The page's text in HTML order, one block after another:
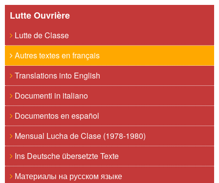
Lutte Ouvrière
Lutte de Classe
Autres textes en français
Translations into English
Documenti in italiano
Documentos en español
Mensual Lucha de Clase (1978-1980)
Ins Deutsche übersetzte Texte
Материалы на русском языке